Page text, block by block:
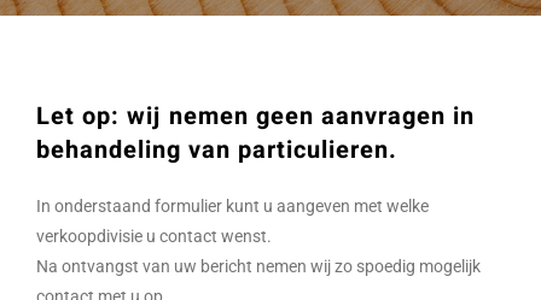
Let op: wij nemen geen aanvragen in
behandeling van particulieren.
In onderstaand formulier kunt u aangeven met welke
verkoopdivisie u contact wenst.
Na ontvangst van uw bericht nemen wij zo spoedig mogelijk